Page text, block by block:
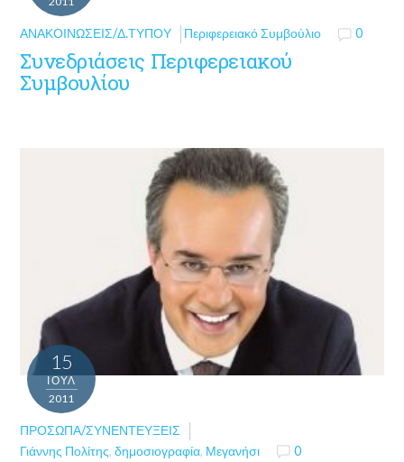
ΑΝΑΚΟΙΝΏΣΕΙΣ/Δ.ΤΎΠΟΥ Περιφερειακό Συμβούλιο 0
Συνεδριάσεις Περιφερειακού
Συμβουλίου
15
ΙΟΎΛ
2011
ΠΡΌΣΩΠΑ/ΣΥΝΕΝΤΕΎΞΕΙΣ
Γιάννης Πολίτης,δημοσιογραφία, Μεγανήσι 0